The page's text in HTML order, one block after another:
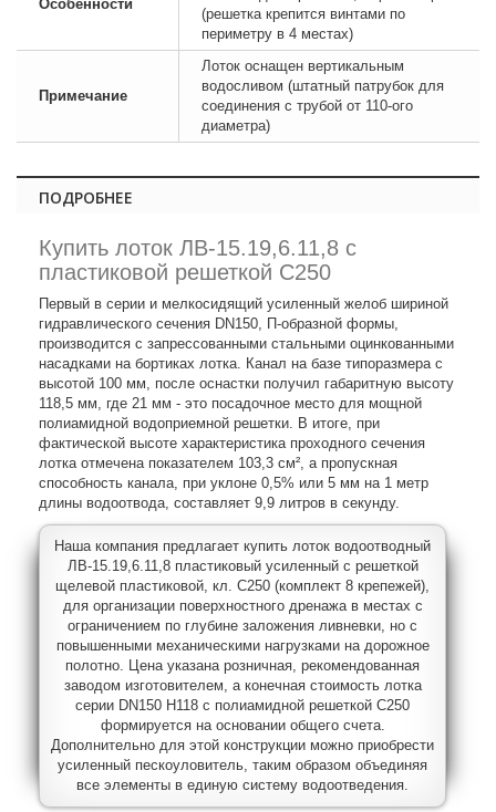
Особенности
(решетка крепится винтами по
периметру в 4 местах)
Примечание
Лоток оснащен вертикальным
водосливом (штатный патрубок для
соединения с трубой от 110-ого
диаметра)
ПОДРОБНЕЕ
Купить лоток ЛВ-15.19,6.11,8 с
пластиковой решеткой C250
Первый в серии и мелкосидящий усиленный желоб шириной
гидравлического сечения DN150, П-образной формы,
производится с запрессованными стальными оцинкованными
насадками на бортиках лотка. Канал на базе типоразмера с
высотой 100 мм, после оснастки получил габаритную высоту
118,5 мм, где 21 мм - это посадочное место для мощной
полиамидной водоприемной решетки. В итоге, при
фактической высоте характеристика проходного сечения
лотка отмечена показателем 103,3 см², а пропускная
способность канала, при уклоне 0,5% или 5 мм на 1 метр
длины водоотвода, составляет 9,9 литров в секунду.
Наша компания предлагает купить лоток водоотводный
ЛВ-15.19,6.11,8 пластиковый усиленный с решеткой
щелевой пластиковой, кл. C250 (комплект 8 крепежей),
для организации поверхностного дренажа в местах с
ограничением по глубине заложения ливневки, но с
повышенными механическими нагрузками на дорожное
полотно. Цена указана розничная, рекомендованная
заводом изготовителем, а конечная стоимость лотка
серии DN150 H118 с полиамидной решеткой C250
формируется на основании общего счета.
Дополнительно для этой конструкции можно приобрести
усиленный пескоуловитель, таким образом объединяя
все элементы в единую систему водоотведения.